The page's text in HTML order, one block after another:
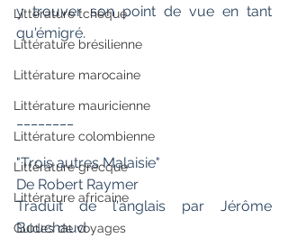
Littérature tchèque
Littérature brésilienne
Littérature marocaine
Littérature mauricienne
Littérature colombienne
Littérature grecque
Littérature africaine
Guides de voyages
y trouver son point de vue en tant
qu'émigré.
"Trois autres Malaisie"
De Robert Raymer
Traduit de l'anglais par Jérôme
Bouchaud